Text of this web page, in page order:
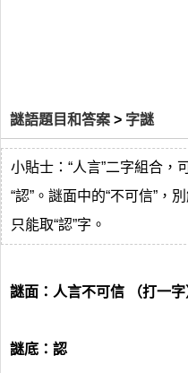
謎語題目和答案 > 字謎
小貼士：“人言”二字組合，
“認”。謎面中的“不可信”，
只能取“認”字。
謎面：人言不可信 （打一字
謎底：認